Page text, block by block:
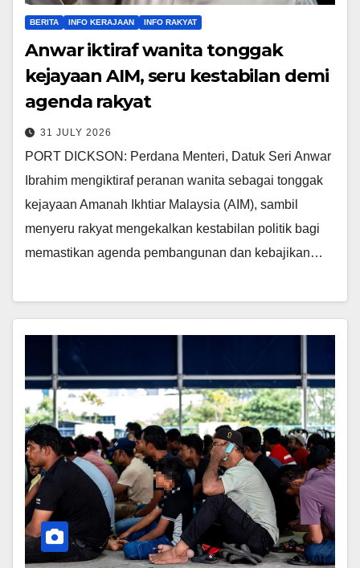
BERITA INFO KERAJAAN INFO RAKYAT
Anwar iktiraf wanita tonggak
kejayaan AIM, seru kestabilan demi
agenda rakyat
31 JULY 2026
PORT DICKSON: Perdana Menteri, Datuk Seri Anwar
Ibrahim mengiktiraf peranan wanita sebagai tonggak
kejayaan Amanah Ikhtiar Malaysia (AIM), sambil
menyeru rakyat mengekalkan kestabilan politik bagi
memastikan agenda pembangunan dan kebajikan…